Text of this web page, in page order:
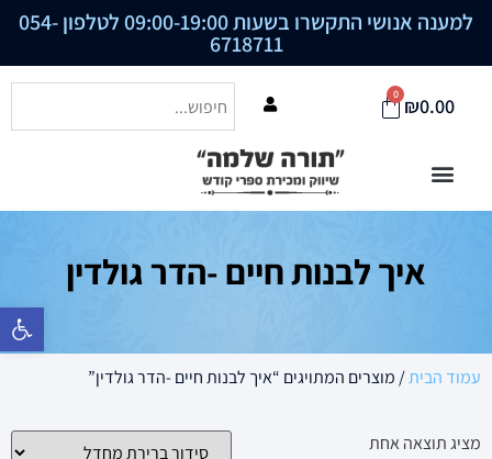
פתח סרגל
למענה אנושי התקשרו בשעות 09:00-19:00 לטלפון 054-
6718711
₪0.00
0
איך לבנות חיים -הדר גולדין
עמוד הבית/ מוצרים המתויגים “איך לבנות חיים -הדר גולדין”
מציג תוצאה אחת